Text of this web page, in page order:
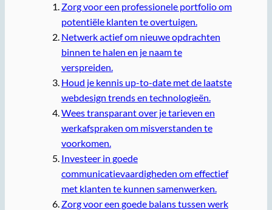
Zorg voor een professionele portfolio om
potentiële klanten te overtuigen.
Netwerk actief om nieuwe opdrachten
binnen te halen en je naam te
verspreiden.
Houd je kennis up-to-date met de laatste
webdesign trends en technologieën.
Wees transparant over je tarieven en
werkafspraken om misverstanden te
voorkomen.
Investeer in goede
communicatievaardigheden om effectief
met klanten te kunnen samenwerken.
Zorg voor een goede balans tussen werk